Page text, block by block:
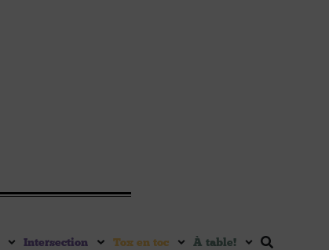
Intersection Tox en toc À table !